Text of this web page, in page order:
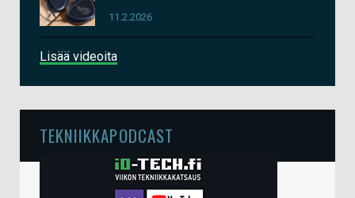
11.2.2026
Lisää videoita
TEKNIIKKAPODCAST